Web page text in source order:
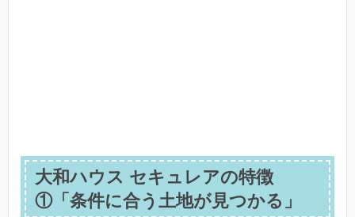
大和ハウス セキュレアの特徴
①「条件に合う土地が見つかる」